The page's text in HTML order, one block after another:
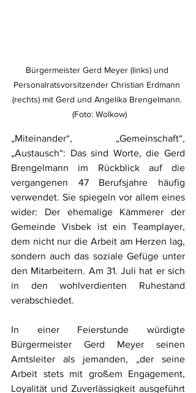
Bürgermeister Gerd Meyer (links) und
Personalratsvorsitzender Christian Erdmann
(rechts) mit Gerd und Angelika Brengelmann.
(Foto: Wolkow)
„Miteinander“, „Gemeinschaft“,
„Austausch“: Das sind Worte, die Gerd
Brengelmann im Rückblick auf die
vergangenen 47 Berufsjahre häufig
verwendet. Sie spiegeln vor allem eines
wider: Der ehemalige Kämmerer der
Gemeinde Visbek ist ein Teamplayer,
dem nicht nur die Arbeit am Herzen lag,
sondern auch das soziale Gefüge unter
den Mitarbeitern. Am 31. Juli hat er sich
in den wohlverdienten Ruhestand
verabschiedet.
In einer Feierstunde würdigte
Bürgermeister Gerd Meyer seinen
Amtsleiter als jemanden, „der seine
Arbeit stets mit großem Engagement,
Loyalität und Zuverlässigkeit ausgeführt